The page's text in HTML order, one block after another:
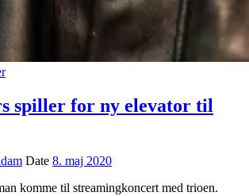
spiller for ny elevator til
Date 8. maj 2020
komme til streamingkoncert med trioen.